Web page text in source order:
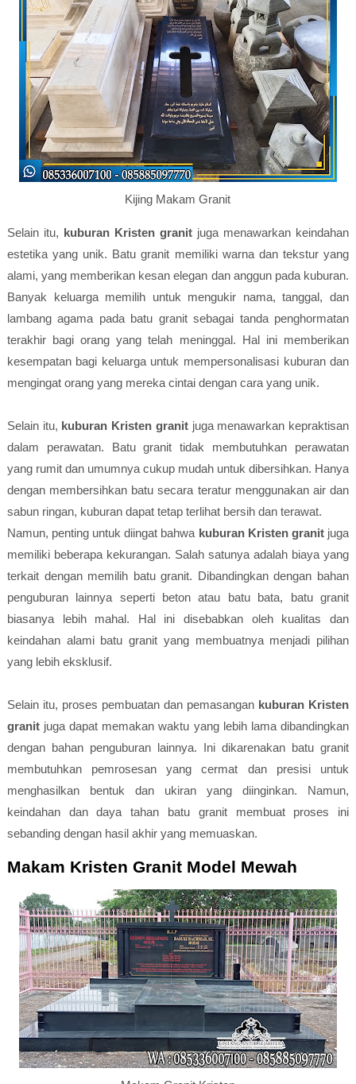
Kijing Makam Granit
Selain itu, kuburan Kristen granit juga menawarkan keindahan
estetika yang unik. Batu granit memiliki warna dan tekstur yang
alami, yang memberikan kesan elegan dan anggun pada kuburan.
Banyak keluarga memilih untuk mengukir nama, tanggal, dan
lambang agama pada batu granit sebagai tanda penghormatan
terakhir bagi orang yang telah meninggal. Hal ini memberikan
kesempatan bagi keluarga untuk mempersonalisasi kuburan dan
mengingat orang yang mereka cintai dengan cara yang unik.
Selain itu, kuburan Kristen granitjuga menawarkan kepraktisan
dalam perawatan. Batu granit tidak membutuhkan perawatan
yang rumit dan umumnya cukup mudah untuk dibersihkan. Hanya
dengan membersihkan batu secara teratur menggunakan air dan
sabun ringan, kuburan dapat tetap terlihat bersih dan terawat.
Namun, penting untuk diingat bahwa kuburan Kristen granitjuga
memiliki beberapa kekurangan. Salah satunya adalah biaya yang
terkait dengan memilih batu granit. Dibandingkan dengan bahan
penguburan lainnya seperti beton atau batu bata, batu granit
biasanya lebih mahal. Hal ini disebabkan oleh kualitas dan
keindahan alami batu granit yang membuatnya menjadi pilihan
yang lebih eksklusif.
Selain itu, proses pembuatan dan pemasangan kuburan Kristen
granitjuga dapat memakan waktu yang lebih lama dibandingkan
dengan bahan penguburan lainnya. Ini dikarenakan batu granit
membutuhkan pemrosesan yang cermat dan presisi untuk
menghasilkan bentuk dan ukiran yang diinginkan. Namun,
keindahan dan daya tahan batu granit membuat proses ini
sebanding dengan hasil akhir yang memuaskan.
Makam Kristen Granit Model Mewah